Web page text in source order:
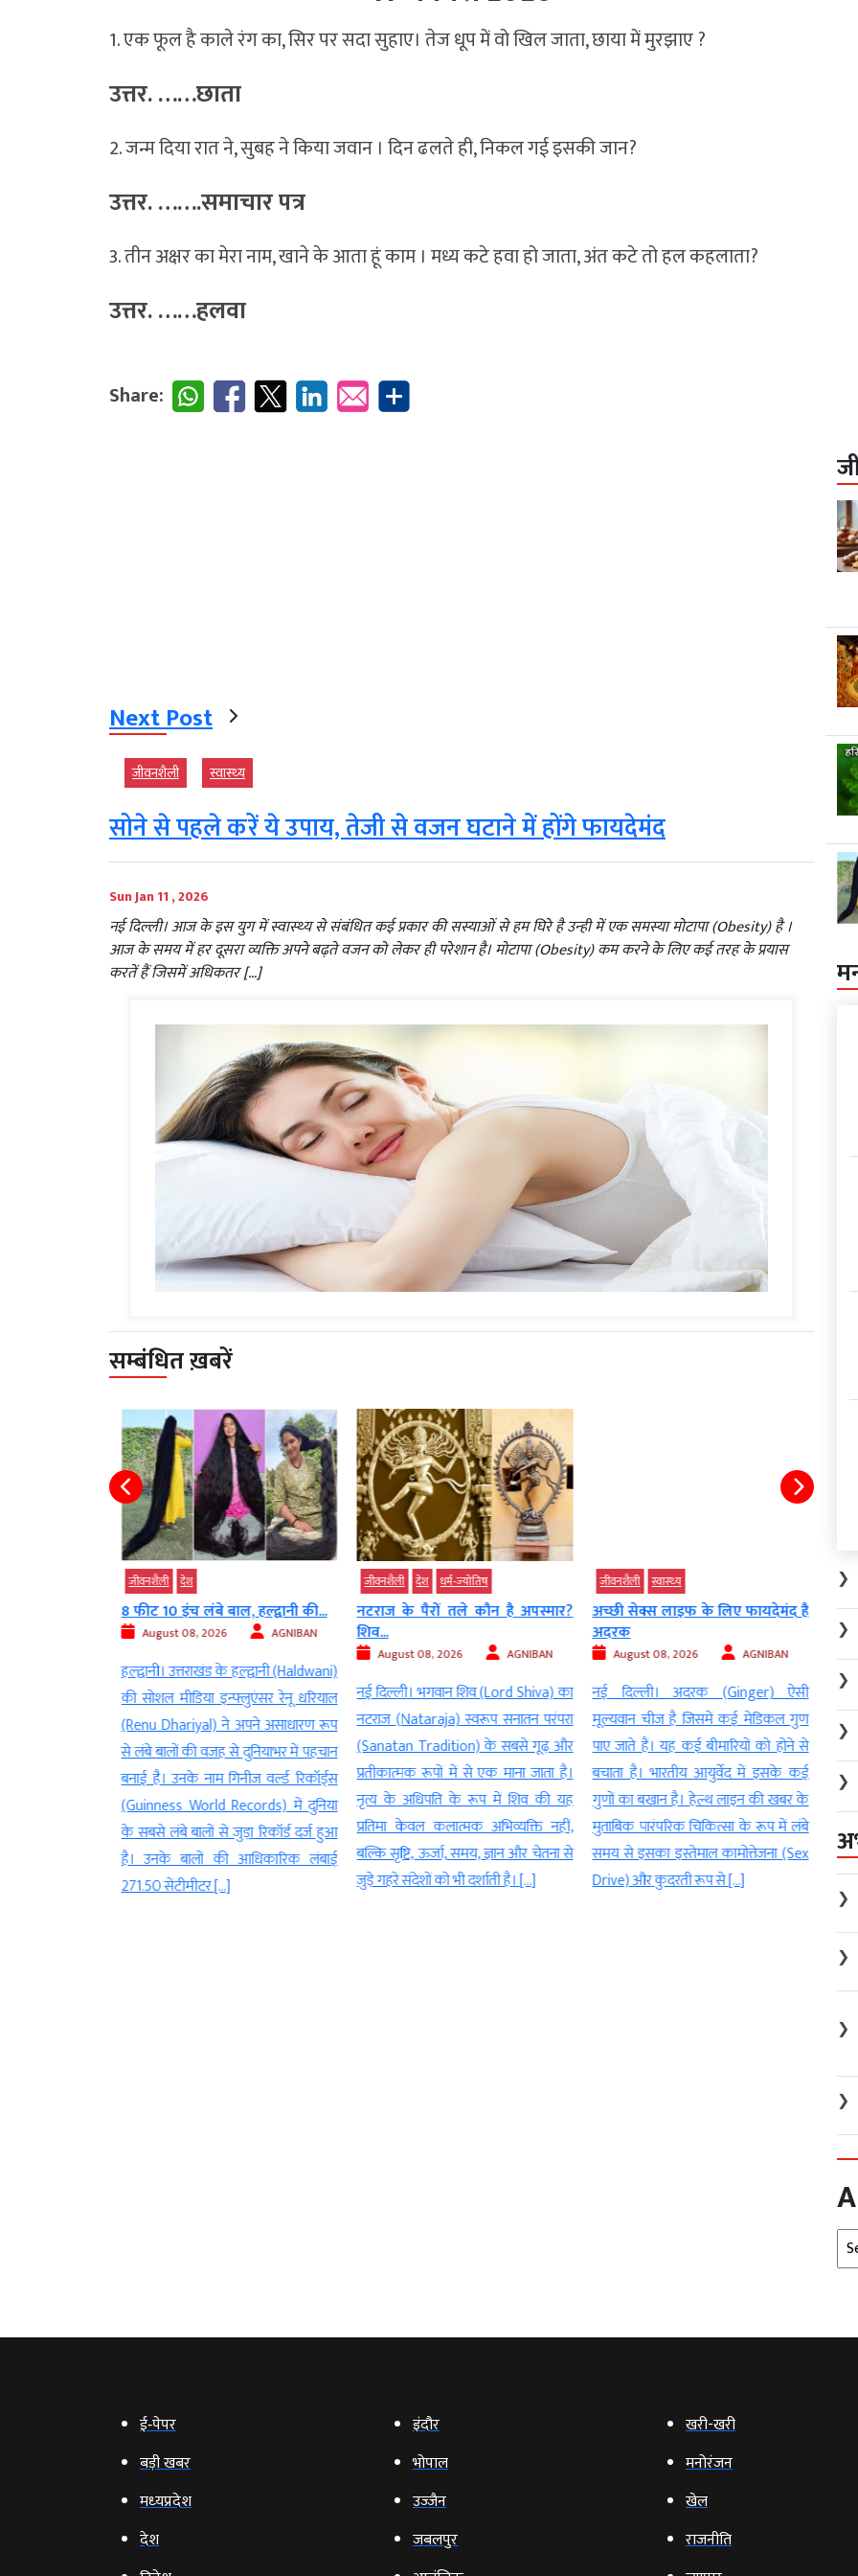
1. एक फूल है काले रंग का, सिर पर सदा सुहाए। तेज धूप में वो खिल जाता, छाया में मुरझाए ?
उत्तर. ……छाता
2. जन्म दिया रात ने, सुबह ने किया जवान । दिन ढलते ही, निकल गई इसकी जान?
उत्तर. …….समाचार पत्र
3. तीन अक्षर का मेरा नाम, खाने के आता हूं काम । मध्य कटे हवा हो जाता, अंत कटे तो हल कहलाता?
उत्तर. ……हलवा
Share:
Next Post
जीवनशैली स्‍वास्‍थ्‍य
सोने से पहले करें ये उपाय, तेजी से वजन घटाने में होंगे फायदेमंद
Sun Jan 11 , 2026
नई दिल्ली। आज के इस युग में स्‍वास्‍थ्‍य से संबंधित कई प्रकार की सस्‍याओं से हम घिरे है उन्‍ही में एक समस्‍या मोटापा (Obesity) है ।
आज के समय में हर दूसरा व्यक्ति अपने बढ़ते वजन को लेकर ही परेशान है। मोटापा (Obesity) कम करने के लिए कई तरह के प्रयास
करतें हैं जिसमें अधिकतर […]
सम्बंधित ख़बरें
जीवनशैली देश
8 फीट 10 इंच लंबे बाल, हल्द्वानी की...
August 08, 2026 AGNIBAN
हल्द्वानी। उत्तराखंड के हल्द्वानी (Haldwani)
की सोशल मीडिया इन्फ्लुएंसर रेनू धरियाल
(Renu Dhariyal) ने अपने असाधारण रूप
से लंबे बालों की वजह से दुनियाभर में पहचान
बनाई है। उनके नाम गिनीज वर्ल्ड रिकॉर्ड्स
(Guinness World Records) में दुनिया
के सबसे लंबे बालों से जुड़ा रिकॉर्ड दर्ज हुआ
है। उनके बालों की आधिकारिक लंबाई
271.50 सेंटीमीटर […]
जीवनशैली देश धर्म-ज्‍योतिष
नटराज के पैरों तले कौन है अपस्मार?
शिव...
August 08, 2026 AGNIBAN
नई दिल्ली। भगवान शिव (Lord Shiva) का
नटराज (Nataraja) स्वरूप सनातन परंपरा
(Sanatan Tradition) के सबसे गूढ़ और
प्रतीकात्मक रूपों में से एक माना जाता है।
नृत्य के अधिपति के रूप में शिव की यह
प्रतिमा केवल कलात्मक अभिव्यक्ति नहीं,
बल्कि सृष्टि, ऊर्जा, समय, ज्ञान और चेतना से
जुड़े गहरे संदेशों को भी दर्शाती है। […]
जीवनशैली स्‍वास्‍थ्‍य
अच्छी सेक्स लाइफ के लिए फायदेमंद है
अदरक
August 08, 2026 AGNIBAN
नई दिल्‍ली। अदरक (Ginger) ऐसी
मूल्यवान चीज है जिसमें कई मेडिकल गुण
पाए जाते हैं। यह कई बीमारियों को होने से
बचाता है। भारतीय आयुर्वेद में इसके कई
गुणों का बखान है। हेल्थ लाइन की खबर के
मुताबिक पारंपरिक चिकित्सा के रूप में लंबे
समय से इसका इस्तेमाल कामोत्तेजना (Sex
Drive) और कुदरती रूप से […]
भारी,...
नई
कम
के […]
❯
❯
❯
❯
❯
❯
❯
❯
❯
ई‑पेपर
बड़ी खबर
मध्‍यप्रदेश
देश
इंदौर
भोपाल
उज्‍जैन
जबलपुर
खरी-खरी
मनोरंजन
खेल
राजनीति